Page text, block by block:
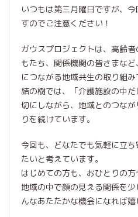
いつもは第三月曜日ですが、
すのでご注意ください！
ガウスプロジェクトは、高齢
もたち、関係機関の皆さまな
につながる地域共生の取り組み
結の樹では、「介護施設の中
切にしながら、地域とのつな
りを続けています。
今回も、どなたでも気軽に立
たいと考えています。
はじめての方も、おひとりの方
地域の中で顔の見える関係を
んなあたたかな機会になれば嬉